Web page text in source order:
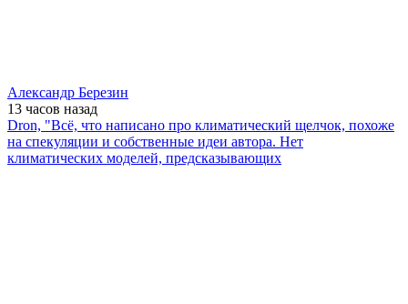
Александр Березин
13 часов назад
Dron, "Всё, что написано про климатический щелчок, похоже
на спекуляции и собственные идеи автора. Нет
климатических моделей, предсказывающих